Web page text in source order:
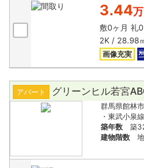
3.44
敷0ヶ月 礼
2K / 28.98
画像充実
アパート グリーンヒル若宮
群馬県館林
・東武小泉
築年数
築
建物階数